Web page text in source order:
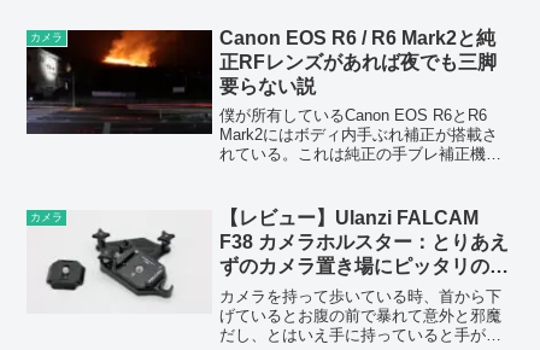
少しだけ問題があった...
カメラ
Canon EOS R6 / R6 Mark2と純
正RFレンズがあれば夜でも三脚
要らない説
僕が所有しているCanon EOS R6とR6
Mark2にはボディ内手ぶれ補正が搭載さ
れている。これは純正の手ブレ補正機能
メラ手ブレ補正の「段」というのはわか
り...
カメラ
【レビュー】Ulanzi FALCAM
F38 カメラホルスター：とりあえ
ずのカメラ置き場にピッタリのバ
ックパックストラップクリップ
カメラを持って歩いている時、首から下
げているとお腹の前で暴れて意外と邪魔
だし、とはいえ手に持っていると手が痛